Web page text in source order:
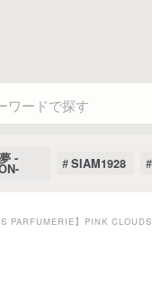
- SIAM1928
PARFUMERIE】PINK CLOUDS